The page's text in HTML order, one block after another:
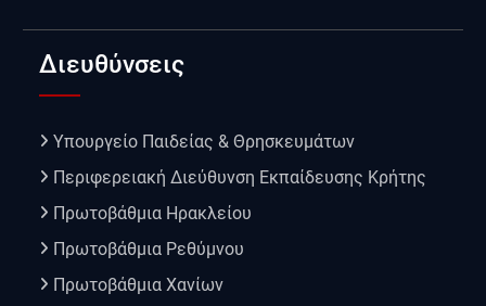
Διευθύνσεις
Υπουργείο Παιδείας & Θρησκευμάτων
Περιφερειακή Διεύθυνση Εκπαίδευσης Κρήτης
Πρωτοβάθμια Ηρακλείου
Πρωτοβάθμια Ρεθύμνου
Πρωτοβάθμια Χανίων